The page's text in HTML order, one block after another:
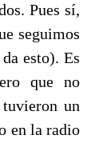
Pues sí,
seguimos
esto). Es
que no
un
en la radio